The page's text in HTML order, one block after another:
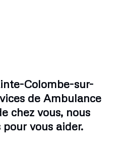
Colombe-sur-
de Ambulance
chez vous, nous
vous aider.